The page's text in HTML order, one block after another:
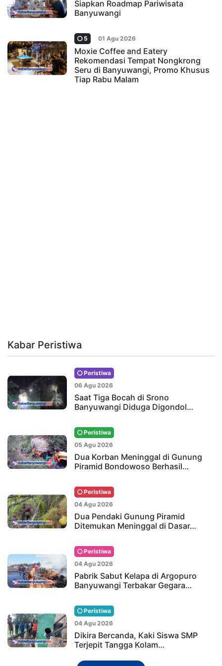
Siapkan Roadmap Pariwisata
Banyuwangi
5 01 Agu 2026
Moxie Coffee and Eatery
Rekomendasi Tempat Nongkrong
Seru di Banyuwangi, Promo Khusus
Tiap Rabu Malam
Kabar Peristiwa
Peristiwa
06 Agu 2026
Saat Tiga Bocah di Srono
Banyuwangi Diduga Digondol…
Peristiwa
05 Agu 2026
Dua Korban Meninggal di Gunung
Piramid Bondowoso Berhasil…
Peristiwa
04 Agu 2026
Dua Pendaki Gunung Piramid
Ditemukan Meninggal di Dasar…
Peristiwa
04 Agu 2026
Pabrik Sabut Kelapa di Argopuro
Banyuwangi Terbakar Gegara…
Peristiwa
04 Agu 2026
Dikira Bercanda, Kaki Siswa SMP
Terjepit Tangga Kolam…